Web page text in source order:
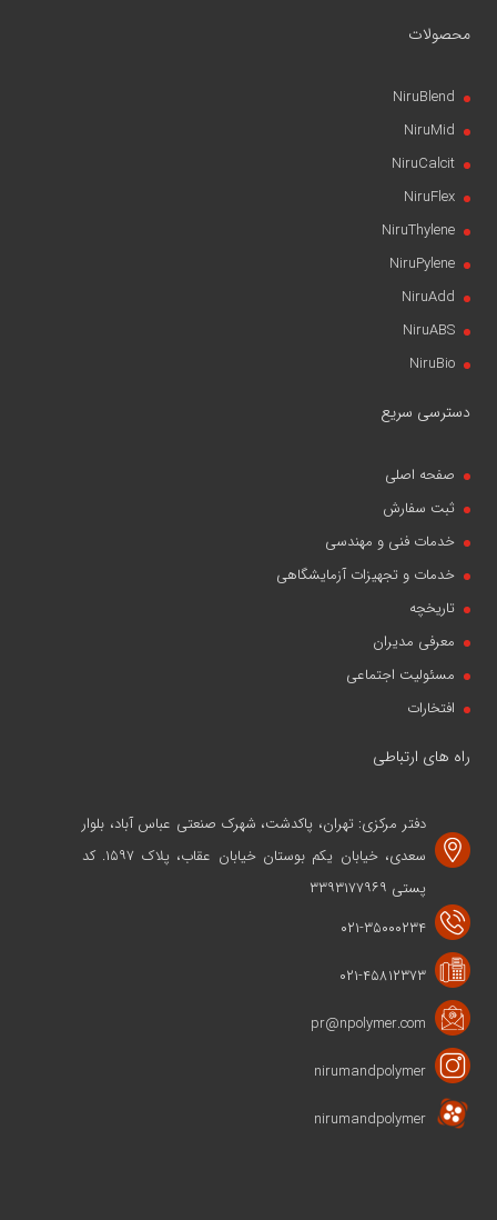
محصولات
NiruBlend
NiruMid
NiruCalcit
NiruFlex
NiruThylene
NiruPylene
NiruAdd
NiruABS
NiruBio
دسترسی سریع
صفحه اصلی
ثبت سفارش
خدمات فنی و مهندسی
خدمات و تجهیزات آزمایشگاهی
تاریخچه
معرفی مدیران
مسئولیت اجتماعی
افتخارات
راه های ارتباطی
دفتر مرکزی: تهران، پاکدشت، شهرک صنعتی عباس آباد، بلوار
سعدی، خیابان یکم بوستان خیابان عقاب، پلاک ۱۵۹۷. کد
پستی ۳۳۹۳۱۷۷۹۶۹
۰۲۱-۳۵۰۰۰۲۳۴
۰۲۱-۴۵۸۱۲۳۷۳
pr@npolymer.com
nirumandpolymer
nirumandpolymer